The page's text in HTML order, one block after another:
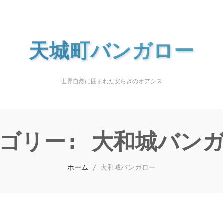
天城町バンガロー
世界自然に囲まれた安らぎのオアシス
リー: 大和城バン
ホーム / 大和城バンガロー